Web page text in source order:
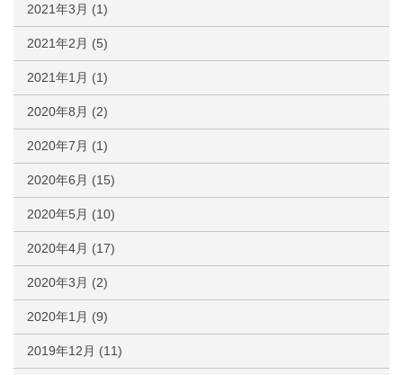
2021年3月 (1)
2021年2月 (5)
2021年1月 (1)
2020年8月 (2)
2020年7月 (1)
2020年6月 (15)
2020年5月 (10)
2020年4月 (17)
2020年3月 (2)
2020年1月 (9)
2019年12月 (11)